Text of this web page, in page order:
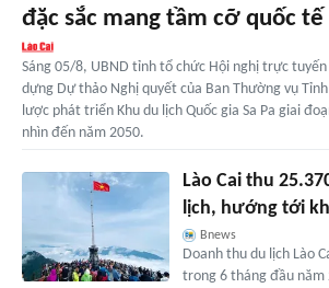
đặc sắc mang tầm cỡ quốc tế
Sáng 05/8, UBND tỉnh tổ chức Hội nghị trực
dựng Dự thảo Nghị quyết của Ban Thường vụ Tỉnh
lược phát triển Khu du lịch Quốc gia Sa Pa giai
nhìn đến năm 2050.
Lào Cai thu
lịch, hướng tới
Bnews
Doanh thu du lịch Lào
trong 6 tháng đầu năm